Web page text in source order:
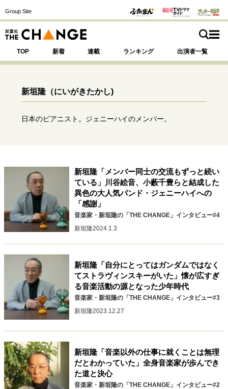
Group Site
TOP 新着 連載 ランキング 出演者一覧
SPECIAL 注目の記事テーマで探す
運命を変えた出会い 決断の裏側
挫折からの再起
未知への挑戦
プロフェッショナルの矜持
表現者の葛藤
人生が動いた日 10代の挫折と原点
キャリア・働き方
大人の学び直し
ファーストキャリアを拓く
夢を掴む選択
経営・ビジネス
リーダーの流儀 変革の原動力
次世代へのバトン
トップが描く未来
マインドセット
新垣隆 （にいがきたかし)
日本のピアニスト。ジェニーハイのメンバー。
新垣隆「メンバー同士の交流もずっと続い
ている」川谷絵音、小藪千豊らと結成した
異色の大人気バンド・ジェニーハイへの
「感謝」
音楽家・新垣隆の「THE CHANGE」インタビュー#4
新垣隆2024.1.3
新垣隆「自分にとってはガンダムではなく
てストラヴィンスキーがいた」懐が広すぎ
る音楽活動の源となった少年時代
音楽家・新垣隆の「THE CHANGE」インタビュー#3
新垣隆2023.12.27
新垣隆「音楽以外の仕事に就くことは無理
だとわかっていた」全身音楽家が歩んでき
た道と決心
音楽家・新垣隆の「THE CHANGE」インタビュー#2